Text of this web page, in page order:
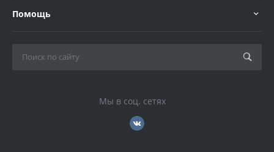
Помощь
Мы в соц. сетях